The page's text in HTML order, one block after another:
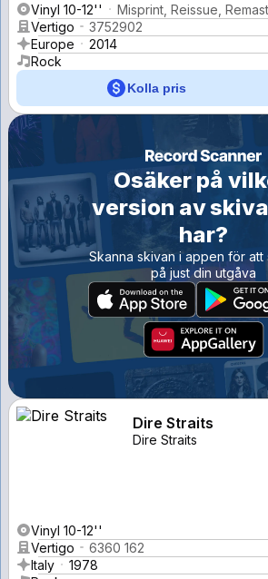
Vinyl 10-12''
Misprint, Reissue,
Vertigo
3752902
Europe
2014
Rock
Kolla pris
Osäker på
version av
har?
Skanna skivan i appen för att
på just din utgåva
Dire Straits
Dire Straits
Vinyl 10-12''
Vertigo
6360 162
Italy
1978